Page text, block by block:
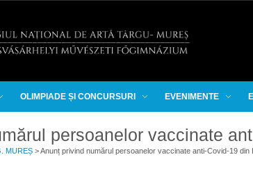
OLIMPIADE ȘI CONCURSURI EVENIMENTE
persoanelor vaccinate
MUREȘ >Anunț privind numărul persoanelor vaccinate anti-Covid-19 din